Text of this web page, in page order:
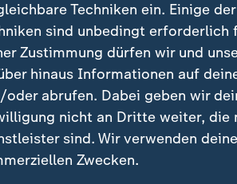
Stillstand im Zugverkehr hat
war eine Panne im Funksystem
komplett lahmlegte.
Techniken ein. Einige
sind unbedingt erforderlich
Zustimmung dürfen wir und
hinaus Informationen auf
oder abrufen. Dabei geben wir
nicht an Dritte weiter, die
sind. Wir verwenden
Zwecken.